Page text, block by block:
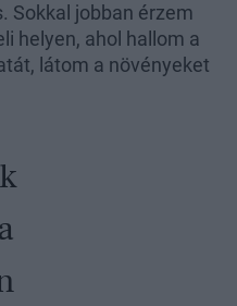
Sokkal jobban érzem
helyen, ahol hallom a
látom a növényeket